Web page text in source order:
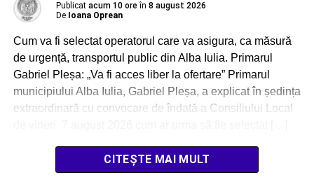
Publicat acum 10 ore în 8 august 2026
De Ioana Oprean
Cum va fi selectat operatorul care va asigura, ca măsură
de urgență, transportul public din Alba Iulia. Primarul
Gabriel Pleșa: „Va fi acces liber la ofertare” Primarul
municipiului Alba Iulia, Gabriel Pleșa, a explicat în ședința
extraordinară cu convocare de îndată a Consiliului Local
CITEȘTE MAI MULT